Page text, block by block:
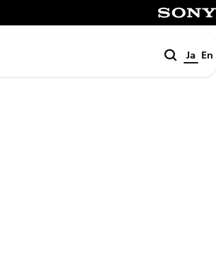
検
索
Ja En